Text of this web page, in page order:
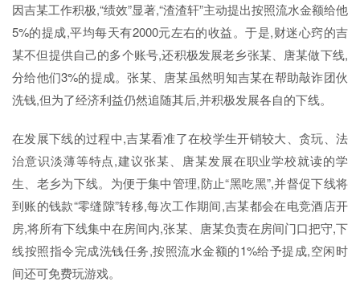
因吉某工作积极,“绩效”显著,“渣渣轩”主动提出按照流水金额给他
5%的提成,平均每天有2000元左右的收益。于是,财迷心窍的吉
某不但提供自己的多个账号,还积极发展老乡张某、唐某做下线,
分给他们3%的提成。张某、唐某虽然明知吉某在帮助敲诈团伙
洗钱,但为了经济利益仍然追随其后,并积极发展各自的下线。
在发展下线的过程中,吉某看准了在校学生开销较大、贪玩、法
治意识淡薄等特点,建议张某、唐某发展在职业学校就读的学
生、老乡为下线。为便于集中管理,防止“黑吃黑”,并督促下线将
到账的钱款“零缝隙”转移,每次工作期间,吉某都会在电竞酒店开
房,将所有下线集中在房间内,张某、唐某负责在房间门口把守,下
线按照指令完成洗钱任务,按照流水金额的1%给予提成,空闲时
间还可免费玩游戏。